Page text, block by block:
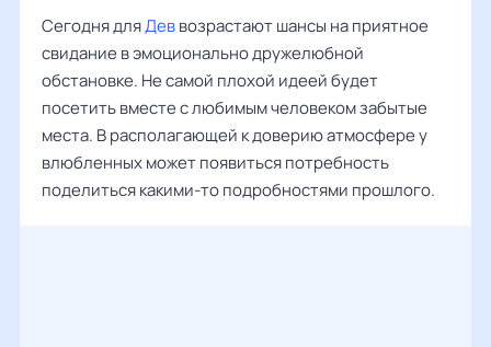
Сегодня дляДеввозрастают шансы на приятное
свидание в эмоционально дружелюбной
обстановке. Не самой плохой идеей будет
посетить вместе с любимым человеком забытые
места. В располагающей к доверию атмосфере у
влюбленных может появиться потребность
поделиться какими-то подробностями прошлого.